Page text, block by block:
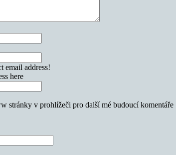
email address!
here
stránky v prohlížeči pro další mé budoucí komentáře